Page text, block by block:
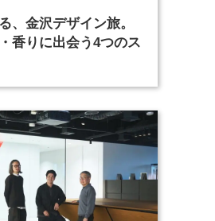
、金沢デザイン旅。
香りに出会う4つのス